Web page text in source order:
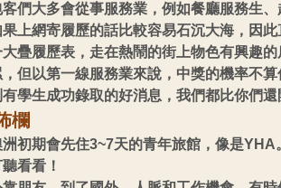
們大多會從事服務業，例如餐廳服務生
上網寄履歷的話比較容易石沉大海，因
疊履歷表，走在熱鬧的街上物色有興趣
但以第一線服務業來說，中獎的機率不
學生成功錄取的好消息，我們都比你們還
欄
初期會先住3~7天的青年旅館，像是
看看！